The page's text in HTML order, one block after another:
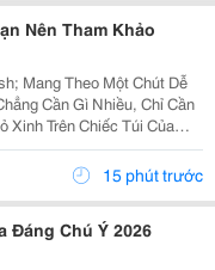
Nên Tham Khảo
Mang Theo Một Chút Dễ
Xinh Trên Chiếc Túi Của
Đáng Yêu, Nhỏ Gọn,
15 phút trước
Đáng Chú Ý 2026